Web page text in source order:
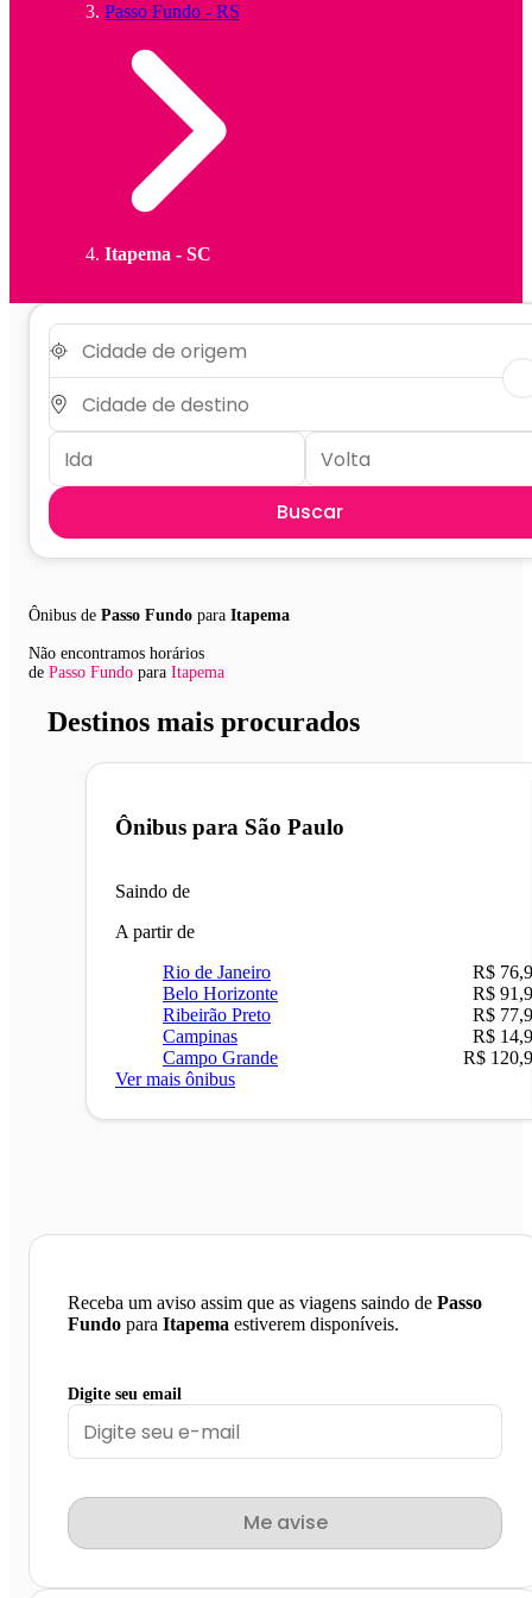
Passo Fundo - RS
Itapema - SC
Buscar
Ônibus de Passo Fundo para Itapema
Não encontramos horários
de Passo Fundo para Itapema
Destinos mais procurados
Ônibus para São Paulo
Saindo de
A partir de
Rio de Janeiro
R$
Belo Horizonte
R$
Ribeirão Preto
R$
Campinas
R$
Campo Grande
R$
Ver mais ônibus
Receba um aviso assim que as viagens saindo de Passo
Fundo para Itapema estiverem disponíveis.
Digite seu email
Me avise